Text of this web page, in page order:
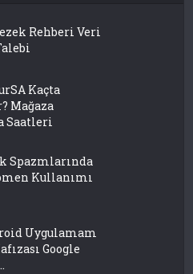
Rehberi Veri
Kaçta
Mağaza
Saatleri
Spazmlarında
Kullanımı
Uygulamam
Google